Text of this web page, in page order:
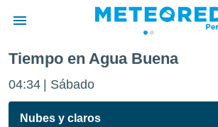
de
ha sido
Tiempo en Agua Buena
04:34 Sábado
Nubes y claros